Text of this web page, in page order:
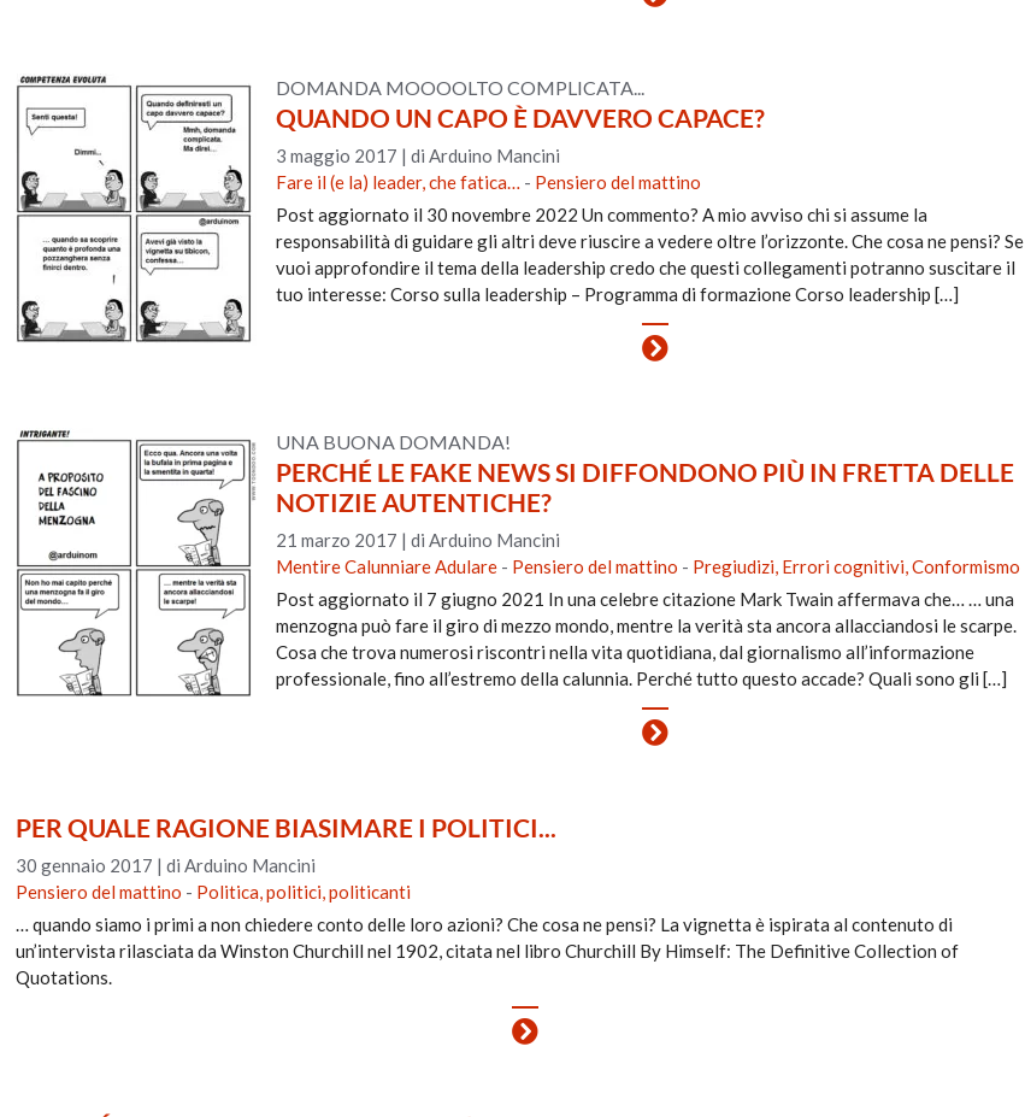
DOMANDA MOOOOLTO COMPLICATA...
QUANDO UN CAPO È DAVVERO CAPACE?
3 maggio 2017 | di Arduino Mancini
Fare il (e la) leader, che fatica… - Pensiero del mattino
Post aggiornato il 30 novembre 2022 Un commento? A mio avviso chi si assume la
responsabilità di guidare gli altri deve riuscire a vedere oltre l’orizzonte. Che cosa ne pensi? Se
vuoi approfondire il tema della leadership credo che questi collegamenti potranno suscitare il
tuo interesse: Corso sulla leadership – Programma di formazione Corso leadership […]
UNA BUONA DOMANDA!
PERCHÉ LE FAKE NEWS SI DIFFONDONO PIÙ IN FRETTA DELLE
NOTIZIE AUTENTICHE?
21 marzo 2017 | di Arduino Mancini
Mentire Calunniare Adulare- Pensiero del mattino - Pregiudizi, Errori cognitivi, Conformismo
Post aggiornato il 7 giugno 2021 In una celebre citazione Mark Twain affermava che… … una
menzogna può fare il giro di mezzo mondo, mentre la verità sta ancora allacciandosi le scarpe.
Cosa che trova numerosi riscontri nella vita quotidiana, dal giornalismo all’informazione
professionale, fino all’estremo della calunnia. Perché tutto questo accade? Quali sono gli […]
PER QUALE RAGIONE BIASIMARE I POLITICI...
30 gennaio 2017 |di Arduino Mancini
Pensiero del mattino - Politica, politici, politicanti
… quando siamo i primi a non chiedere conto delle loro azioni? Che cosa ne pensi? La vignetta è ispirata al contenuto di
un’intervista rilasciata da Winston Churchill nel 1902, citata nel libro Churchill By Himself: The Definitive Collection of
Quotations.